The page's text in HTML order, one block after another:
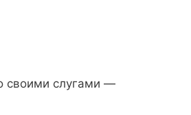
своими слугами —